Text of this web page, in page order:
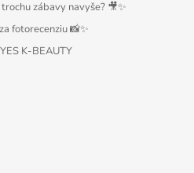
zábavy navyše? 🎥✨
fotorecenziu 📸✨
K-BEAUTY